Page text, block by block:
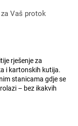
Vaš protok
rješenje za
i kartonskih kutija.
stanicama gdje se
– bez ikakvih